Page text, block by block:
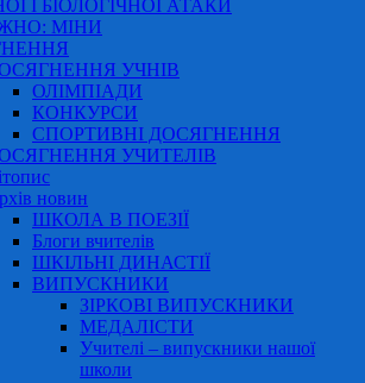
І БІОЛОГІЧНОЇ АТАКИ
МІНИ
УЧНІВ
ОЛІМПІАДИ
КОНКУРСИ
СПОРТИВНІ ДОСЯГНЕННЯ
УЧИТЕЛІВ
новин
ШКОЛА В ПОЕЗІЇ
Блоги вчителів
ШКІЛЬНІ ДИНАСТІЇ
ВИПУСКНИКИ
ЗІРКОВІ ВИПУСКНИКИ
МЕДАЛІСТИ
Учителі – випускники нашої
школи